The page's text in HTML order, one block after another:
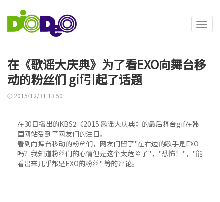
在《歌谣大庆典》为了看EXO向舞台移
动的粉丝们 gif引起了话题
2015/12/31 13:50
在30日播出的KBS2《2015 歌谣大庆典》的最后舞台gif在韩
国网站受到了网友们的注目。
看到向舞台移动的粉丝们，网友们留了"在右边的歌手是EXO
吗？我知道粉丝们的心情但是这个太危险了"，"恐怖！"，"能
看出来几乎都是EXO的粉丝" 等的评论。